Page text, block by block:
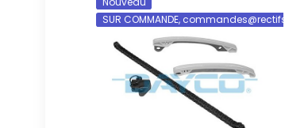
SUR COMMANDE, commandes@rectifshop.fr